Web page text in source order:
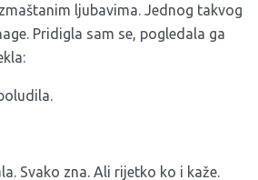
ljubavima. Jednog takvog
Pridigla sam se, pogledala ga
Svako zna. Ali rijetko ko i kaže.